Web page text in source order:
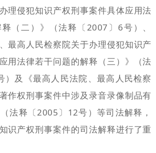
理侵犯知识产权刑事案件具体应用法
（二）》（法释〔2007〕6号）、
最高人民检察院关于办理侵犯知识产
用法律若干问题的解释（三）》（法
）及《最高人民法院、最高人民检察
作权刑事案件中涉及录音录像制品有
法释〔2005〕12号）等司法解释，
识产权刑事案件的司法解释进行了重